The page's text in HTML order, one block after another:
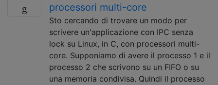
processori multi-core
Sto cercando di trovare un modo per
scrivere un'applicazione con IPC senza
lock su Linux, in C, con processori multi-
core. Supponiamo di avere il processo 1 e il
processo 2 che scrivono su un FIFO o su
una memoria condivisa. Quindi il processo